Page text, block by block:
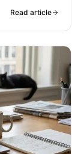
Read article